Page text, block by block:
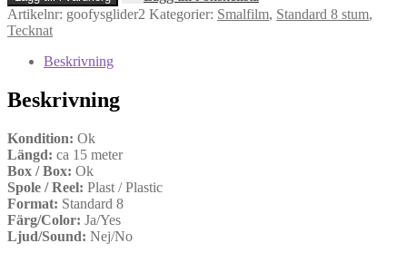
(Standard
8)
Artikelnr: goofysglider2 Kategorier: Smalfilm, Standard 8 stum,
Tecknat
Beskrivning
Beskrivning
Kondition: Ok
Längd: ca 15 meter
Box / Box: Ok
Spole / Reel: Plast / Plastic
Format: Standard 8
Färg/Color: Ja/Yes
Ljud/Sound: Nej/No